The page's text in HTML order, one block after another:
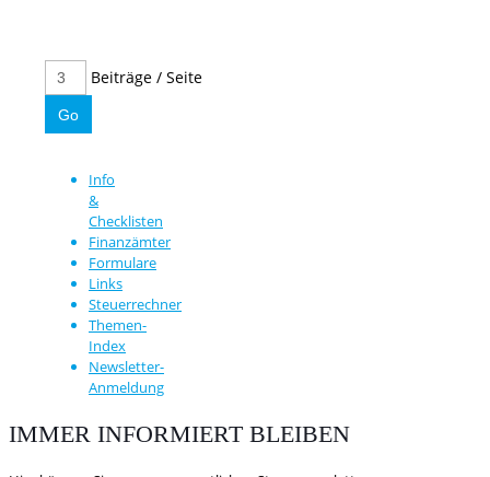
Beiträge / Seite
Info
&
Checklisten
Finanzämter
Formulare
Links
Steuerrechner
Themen-
Index
Newsletter-
Anmeldung
IMMER INFORMIERT BLEIBEN